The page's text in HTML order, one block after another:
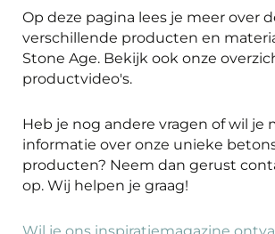
Op deze pagina lees je meer over
verschillende producten en
Stone Age. Bekijk ook onze
productvideo's.
Heb je nog andere vragen of wil je
informatie over onze unieke
producten? Neem dan gerust
op. Wij helpen je graag!